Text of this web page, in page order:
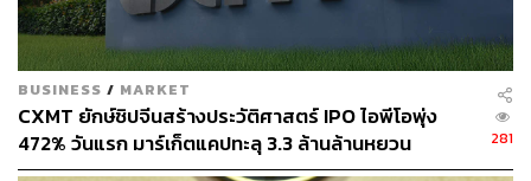
BUSINESS / MARKET
CXMT ยักษ์ชิปจีนสร้างประวัติศาสตร์ IPO ไอพีโอพุ่ง
472% วันแรก มาร์เก็ตแคปทะลุ 3.3 ล้านล้านหยวน
281